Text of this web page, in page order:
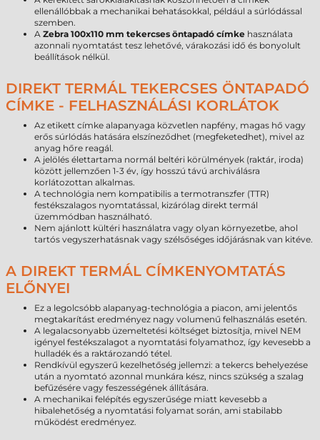
ellenállóbbak a mechanikai behatásokkal, például a súrlódással
szemben.
A Zebra 100x110 mm tekercses öntapadó címke használata
azonnali nyomtatást tesz lehetővé, várakozási idő és bonyolult
beállítások nélkül.
DIREKT TERMÁL TEKERCSES ÖNTAPADÓ
CÍMKE - FELHASZNÁLÁSI KORLÁTOK
Az etikett címke alapanyaga közvetlen napfény, magas hő vagy
erős súrlódás hatására elszíneződhet (megfeketedhet), mivel az
anyag hőre reagál.
A jelölés élettartama normál beltéri körülmények (raktár, iroda)
között jellemzően 1-3 év, így hosszú távú archiválásra
korlátozottan alkalmas.
A technológia nem kompatibilis a termotranszfer (TTR)
festékszalagos nyomtatással, kizárólag direkt termál
üzemmódban használható.
Nem ajánlott kültéri használatra vagy olyan környezetbe, ahol
tartós vegyszerhatásnak vagy szélsőséges időjárásnak van kitéve.
A DIREKT TERMÁL CÍMKENYOMTATÁS
ELŐNYEI
Ez a legolcsóbb alapanyag-technológia a piacon, ami jelentős
megtakarítást eredményez nagy volumenű felhasználás esetén.
A legalacsonyabb üzemeltetési költséget biztosítja, mivel NEM
igényel festékszalagot a nyomtatási folyamathoz, így kevesebb a
hulladék és a raktározandó tétel.
Rendkívül egyszerű kezelhetőség jellemzi: a tekercs behelyezése
után a nyomtató azonnal munkára kész, nincs szükség a szalag
befűzésére vagy feszességének állítására.
A mechanikai felépítés egyszerűsége miatt kevesebb a
hibalehetőség a nyomtatási folyamat során, ami stabilabb
működést eredményez.